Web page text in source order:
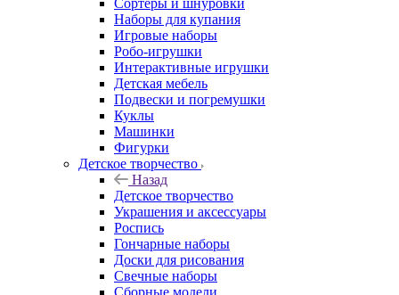
Сортеры и шнуровки
Наборы для купания
Игровые наборы
Робо-игрушки
Интерактивные игрушки
Детская мебель
Подвески и погремушки
Куклы
Машинки
Фигурки
Детское творчество
Назад
Детское творчество
Украшения и аксессуары
Роспись
Гончарные наборы
Доски для рисования
Свечные наборы
Сборные модели